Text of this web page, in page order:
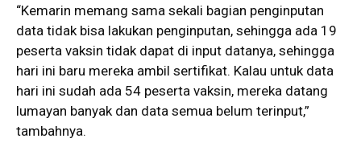
“Kemarin memang sama sekali bagian penginputan
data tidak bisa lakukan penginputan, sehingga ada 19
peserta vaksin tidak dapat di input datanya, sehingga
hari ini baru mereka ambil sertifikat. Kalau untuk data
hari ini sudah ada 54 peserta vaksin, mereka datang
lumayan banyak dan data semua belum terinput,”
tambahnya.